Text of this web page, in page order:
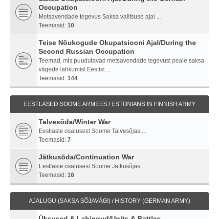
Occupation
Metsavendade tegevus Saksa valitsuse ajal ...
Teemasid: 10
Teise Nõukogude Okupatsiooni Ajal/During the
Second Russian Occupation
Teemad, mis puudutavad metsavendade tegevust peale saksa
vägede lahkumist Eestist ...
Teemasid: 144
EESTLASED SOOME ARMEES / ESTONIANS IN FINNISH ARMY
Talvesõda/Winter War
Eestlaste osalusest Soome Talvesõjas ...
Teemasid: 7
Jätkusõda/Continuation War
Eestlaste osalusest Soome Jätkusõjas ...
Teemasid: 16
AJALUGU (SAKSA SÕJAVÄGI) / HISTORY (GERMAN ARMY)